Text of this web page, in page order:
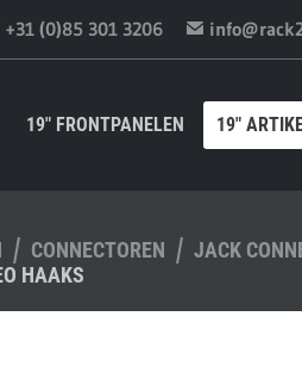
+31 (0)85 301 3206
19" FRONTPANELEN 19"
CONNECTOREN
JACK
HAAKS